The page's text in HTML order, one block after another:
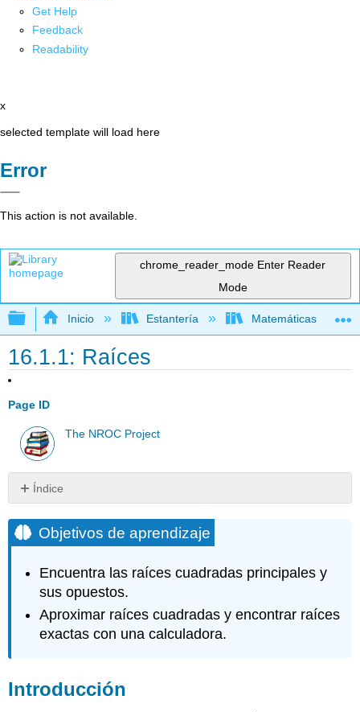
Get Help
Feedback
Readability
x
selected template will load here
Error
This action is not available.
chrome_reader_mode Enter Reader
Mode
Expandir/contraer jerarquía global
Inicio Estantería Matemáticas
16.1.1: Raíces
Page ID
The NROC Project
Índice
de
aprendizaje
Cuadrados
Raíces
Simplificando
cuadradas
Objetivos de aprendizaje
Encuentra las raíces cuadradas principales y
sus opuestos.
Aproximar raíces cuadradas y encontrar raíces
exactas con una calculadora.
Introducción